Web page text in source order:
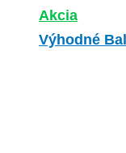
Akcia
Výhodné